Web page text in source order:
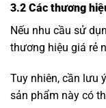
3.2 Các thương
Nếu nhu cầu sử
thương hiệu giá rẻ
Tuy nhiên, cần lưu
sản phẩm này có